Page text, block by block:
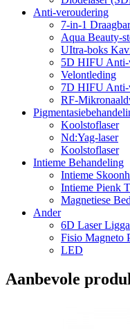
Anti-veroudering
7-in-1
Aqua Beauty-
UItra-boks
5D HIFU Anti-
Velontleding
7D HIFU Anti-
RF-
Koolstoflaser
Nd:Yag-laser
Koolstoflaser
Intieme Behandeling
Intieme
Intieme Pienk
Magnetiese
Ander
6D Laser
Fisio Magneto
LED
Aanbevole